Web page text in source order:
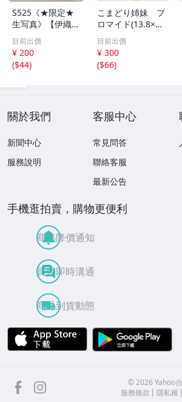
S525《★限定★
生写真》【伊織も
え】ビッグコミッ
クスピリッツ 202
6年8月3日号 ★セ
ブンネット限定特
目前出價
¥ 200
($44)
こまどり姉妹 プ
ロマイド(13.8×8.
5cm) 1枚●bn.4
6
目前出價
¥ 300
($66)
關於我們
新聞中心
服務說明
客服中心
常見問答
聯絡客服
最新公告
手機逛拍賣，購物更便利
商品降價通知
買賣即時溝通
商品到貨動態
APP Store
facebook ©2026 Yahoo
服務條款
隱私權